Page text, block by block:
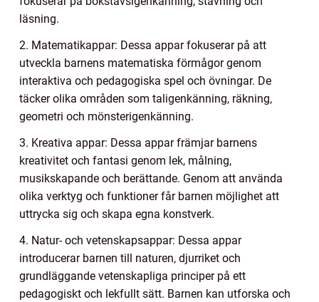
läsning.
2. Matematikappar: Dessa appar fokuserar på att
utveckla barnens matematiska förmågor genom
interaktiva och pedagogiska spel och övningar. De
täcker olika områden som taligenkänning, räkning,
geometri och mönsterigenkänning.
3. Kreativa appar: Dessa appar främjar barnens
kreativitet och fantasi genom lek, målning,
musikskapande och berättande. Genom att använda
olika verktyg och funktioner får barnen möjlighet att
uttrycka sig och skapa egna konstverk.
4. Natur- och vetenskapsappar: Dessa appar
introducerar barnen till naturen, djurriket och
grundläggande vetenskapliga principer på ett
pedagogiskt och lekfullt sätt. Barnen kan utforska och